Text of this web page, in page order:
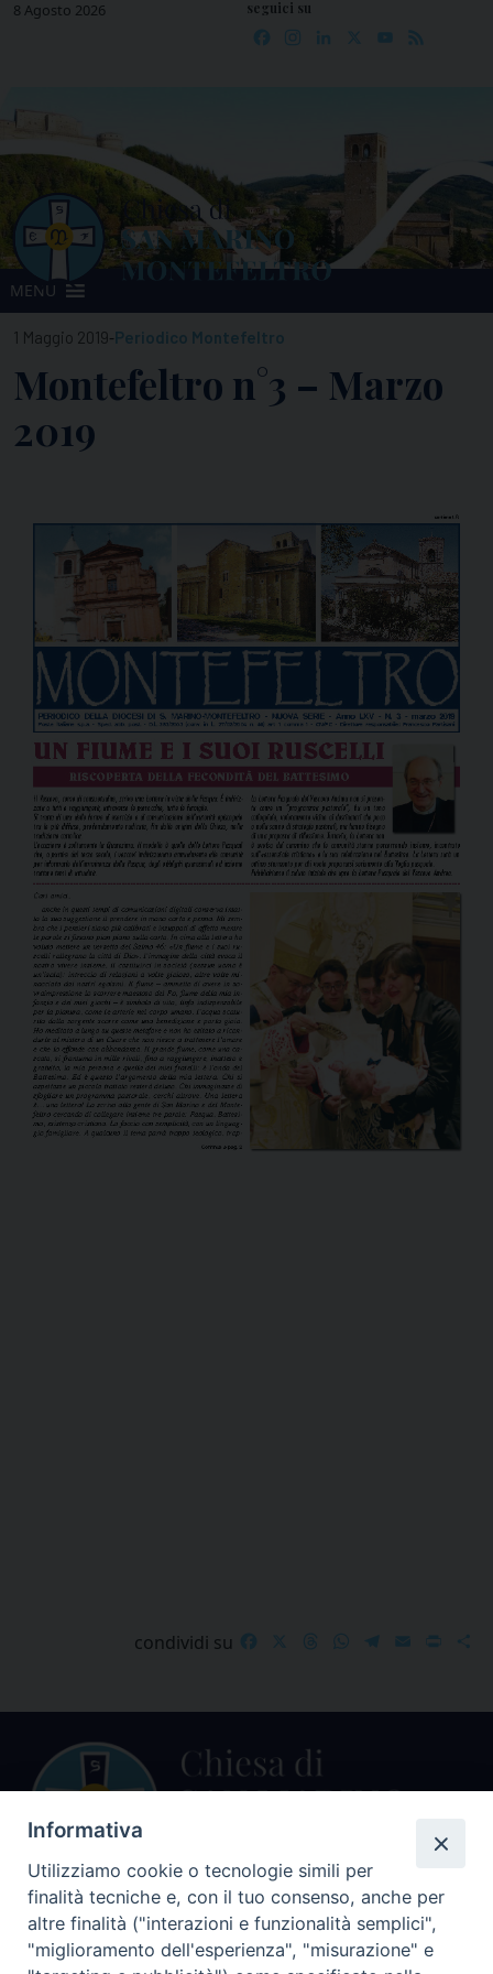
Skip8 Agosto 2026 seguici su
Facebook
Instagram
LinkedIn YouTube
MENU
1 Maggio 2019-Periodico Montefeltro
Montefeltro n°3 – Marzo
2019
condividi su FacebookThreadsWhatsApp
Telegram
EmailPrint
Centralino Curia Vescovile
0541 913711
Informativa
Utilizziamo cookie o tecnologie simili per
finalità tecniche e, con il tuo consenso, anche per
altre finalità ("interazioni e funzionalità semplici",
"miglioramento dell'esperienza", "misurazione" e